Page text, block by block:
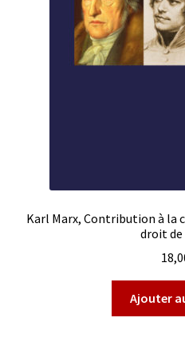
Karl Marx, Contribution à la
droit de
Ajouter